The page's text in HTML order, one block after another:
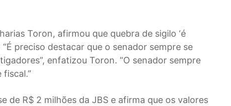
Toron, afirmou que quebra de sigilo ‘é
preciso destacar que o senador sempre se
enfatizou Toron. “O senador sempre
de R$ 2 milhões da JBS e afirma que os valores